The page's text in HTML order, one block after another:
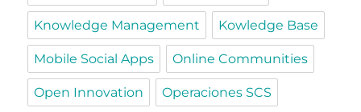
Knowledge Management Kowledge Base
Mobile Social Apps Online Communities
Open Innovation Operaciones SCS